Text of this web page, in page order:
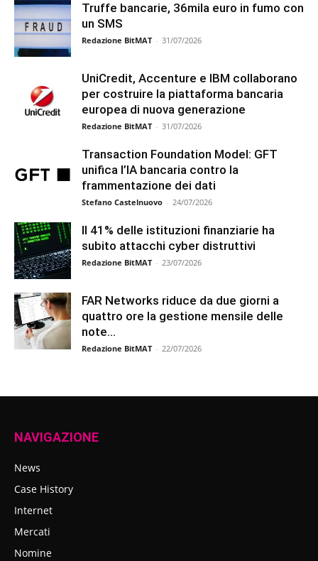
Truffe bancarie, 36mila euro in fumo con
un SMS
Redazione BitMAT - 31/07/2026
UniCredit, Accenture e IBM collaborano
per costruire la piattaforma bancaria
europea di nuova generazione
Redazione BitMAT - 31/07/2026
Transaction Foundation Model: GFT
unifica l’IA bancaria contro la
frammentazione dei dati
Stefano Castelnuovo - 24/07/2026
Il 41% delle istituzioni finanziarie ha
subito attacchi cyber distruttivi
Redazione BitMAT - 23/07/2026
FAR Networks riduce da due giorni a
quattro ore la gestione mensile delle
note...
Redazione BitMAT - 22/07/2026
NAVIGAZIONE
News
Case History
Internet
Mercati
Nomine